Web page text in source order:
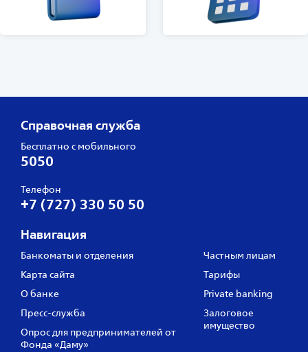
Справочная служба
Бесплатно с мобильного
5050
Телефон
+7 (727) 330 50 50
Навигация
Банкоматы и отделения
Карта сайта
О банке
Пресс‑служба
Опрос для предпринимателей от
Фонда «Даму»
Частным лицам
Тарифы
Private banking
Залоговое
имущество